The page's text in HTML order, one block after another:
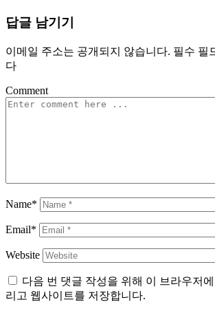
답글 남기기
이메일 주소는 공개되지 않습니다. 필수 필
다
Comment
Name*
Email*
Website
다음 번 댓글 작성을 위해 이 브라우저
리고 웹사이트를 저장합니다.